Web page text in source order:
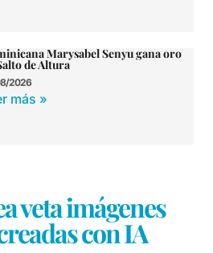
Marysabel Senyu gana oro
de Altura
2026
más »
veta imágenes
con IA